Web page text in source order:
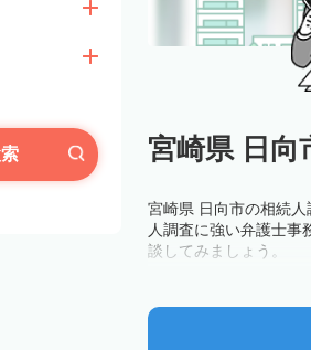
宮崎県 日向
宮崎県 日向市の相続
人調査に強い弁護士事
談してみましょう。